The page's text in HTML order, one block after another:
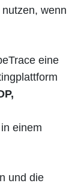
wenn
eine
einem
und die